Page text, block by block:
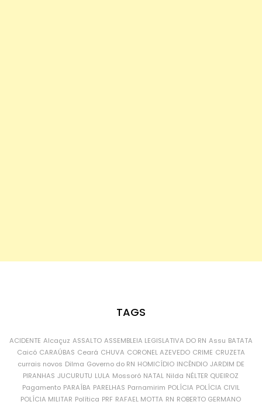
TAGS
ACIDENTE Alcaçuz ASSALTO ASSEMBLEIA LEGISLATIVA DO RN Assu BATATA
Caicó CARAÚBAS Ceará CHUVA CORONEL AZEVEDO CRIME CRUZETA
currais novos Dilma Governo do RN HOMICÍDIO INCÊNDIO JARDIM DE
PIRANHAS JUCURUTU LULA Mossoró NATAL Nilda NÉLTER QUEIROZ
Pagamento PARAÍBA PARELHAS Parnamirim POLÍCIA POLÍCIA CIVIL
POLÍCIA MILITAR Política PRF RAFAEL MOTTA RN ROBERTO GERMANO